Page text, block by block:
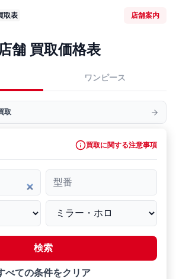
取表 店舗案内
舗 買取価格表
ワンピース
取
買取に関する注意事項
型番
検索
べての条件をクリア